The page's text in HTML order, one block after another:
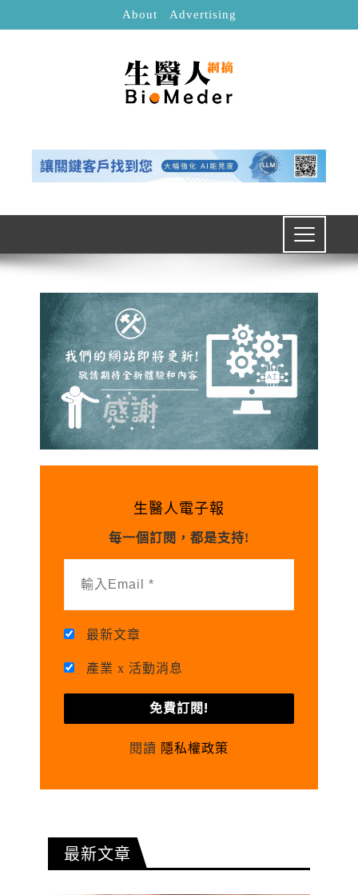
About Advertising
生醫人電子報
每一個訂閱，都是支持!
最新文章
產業 x 活動消息
閱讀 隱私權政策
最新文章